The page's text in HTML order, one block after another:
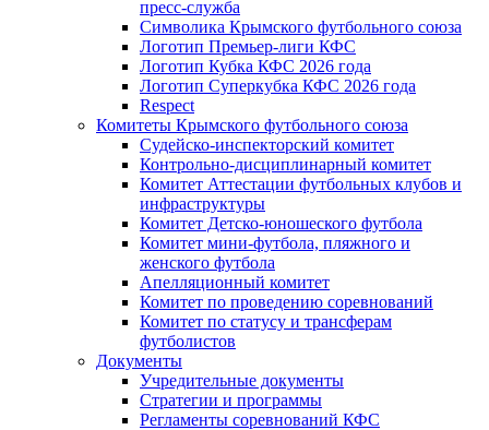
пресс-служба
Символика Крымского футбольного союза
Логотип Премьер-лиги КФС
Логотип Кубка КФС 2026 года
Логотип Суперкубка КФС 2026 года
Respect
Комитеты Крымского футбольного союза
Судейско-инспекторский комитет
Контрольно-дисциплинарный комитет
Комитет Аттестации футбольных клубов и
инфраструктуры
Комитет Детско-юношеского футбола
Комитет мини-футбола, пляжного и
женского футбола
Апелляционный комитет
Комитет по проведению соревнований
Комитет по статусу и трансферам
футболистов
Документы
Учредительные документы
Стратегии и программы
Регламенты соревнований КФС